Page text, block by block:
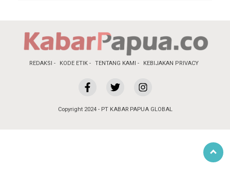
REDAKSI KODE ETIK TENTANG KAMI KEBIJAKAN PRIVACY
Copyright 2024 - PT KABAR PAPUA GLOBAL